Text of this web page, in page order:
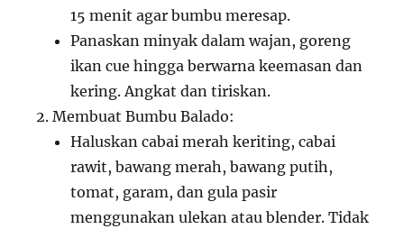
15 menit agar bumbu meresap.
Panaskan minyak dalam wajan, goreng
ikan cue hingga berwarna keemasan dan
kering. Angkat dan tiriskan.
Membuat Bumbu Balado:
Haluskan cabai merah keriting, cabai
rawit, bawang merah, bawang putih,
tomat, garam, dan gula pasir
menggunakan ulekan atau blender. Tidak